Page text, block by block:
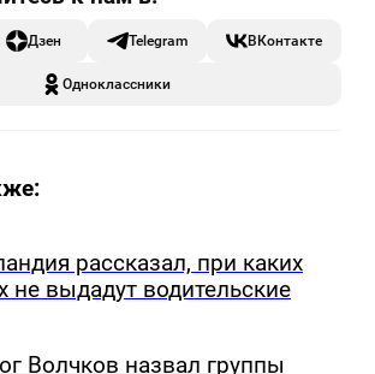
Дзен Telegram ВКонтакте
Одноклассники
рассказал, при каких
не выдадут водительские
Волчков назвал группы